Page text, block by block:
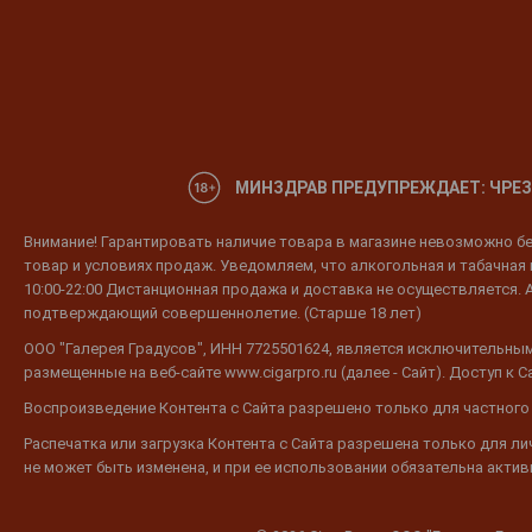
МИНЗДРАВ ПРЕДУПРЕЖДАЕТ:
Внимание! Гарантировать наличие товара в магазине невозможно
товар и условиях продаж. Уведомляем, что алкогольная и
10:00-22:00 Дистанционная продажа и доставка не
подтверждающий совершеннолетие. (Старше 18 лет)
ООО "Галерея Градусов", ИНН 7725501624, является
размещенные на веб-сайте www.cigarpro.ru (далее - Сайт). Доступ к
Воспроизведение Контента с Сайта разрешено только для
Распечатка или загрузка Контента с Сайта разрешена только для
не может быть изменена, и при ее использовании обязательна